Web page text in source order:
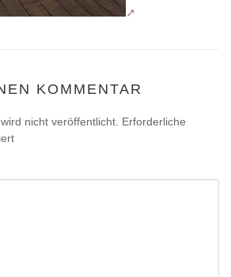
KOMMENTAR
nicht veröffentlicht. Erforderliche